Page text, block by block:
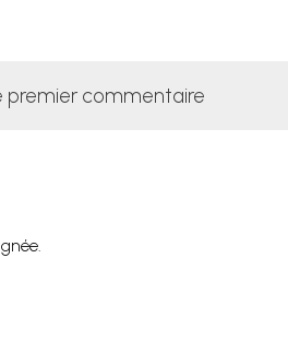
premier commentaire